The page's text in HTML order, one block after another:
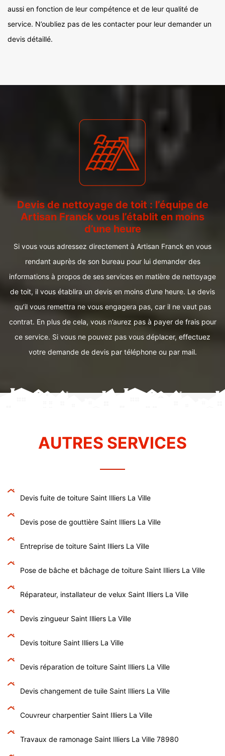
aussi en fonction de leur compétence et de leur qualité de
service. N’oubliez pas de les contacter pour leur demander un
devis détaillé.
Devis de nettoyage de toit : l’équipe de
Artisan Franck vous l’établit en moins
d’une heure
Si vous vous adressez directement à Artisan Franck en vous
rendant auprès de son bureau pour lui demander des
informations à propos de ses services en matière de nettoyage
de toit, il vous établira un devis en moins d’une heure. Le devis
qu’il vous remettra ne vous engagera pas, car il ne vaut pas
contrat. En plus de cela, vous n’aurez pas à payer de frais pour
ce service. Si vous ne pouvez pas vous déplacer, effectuez
votre demande de devis par téléphone ou par mail.
AUTRES SERVICES
Devis fuite de toiture Saint Illiers La Ville
Devis pose de gouttière Saint Illiers La Ville
Entreprise de toiture Saint Illiers La Ville
Pose de bâche et bâchage de toiture Saint Illiers La Ville
Réparateur, installateur de velux Saint Illiers La Ville
Devis zingueur Saint Illiers La Ville
Devis toiture Saint Illiers La Ville
Devis réparation de toiture Saint Illiers La Ville
Devis changement de tuile Saint Illiers La Ville
Couvreur charpentier Saint Illiers La Ville
Travaux de ramonage Saint Illiers La Ville 78980